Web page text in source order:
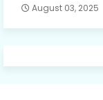
August 03, 2025